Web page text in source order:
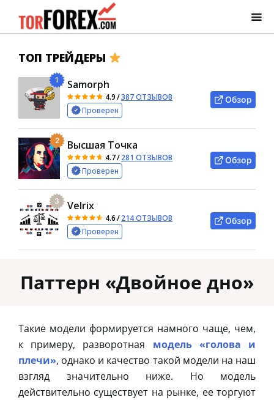
ТОП ТРЕЙДЕРЫ
1 Samorph
4.9/387 ОТЗЫВОВ
Проверен
Обзор
2 Высшая Точка
4.7/281 ОТЗЫВОВ
Проверен
Обзор
3 Velrix
4.6/214 ОТЗЫВОВ
Проверен
Обзор
Паттерн «Двойное дно»
Такие модели формируется намного чаще, чем,
к примеру, разворотная модель «голова и
плечи», однако и качество такой модели на наш
взгляд значительно ниже. Но модель
действительно существует на рынке, ее торгуют